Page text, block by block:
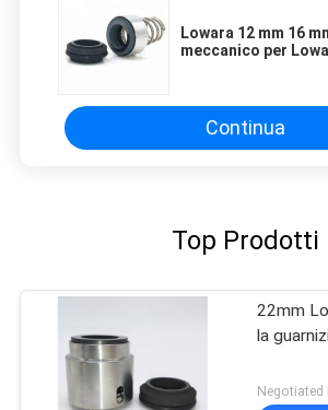
Lowara 12 mm 16
meccanico per
Continua
Top Prodotti
22mm
la
Negotiated